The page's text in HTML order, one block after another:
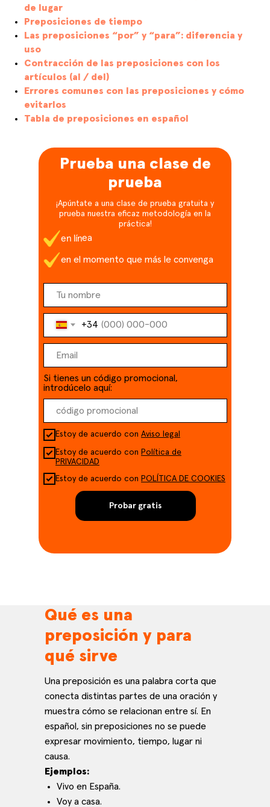
de lugar
Preposiciones de tiempo
Las preposiciones “por” y “para”: diferencia y
uso
Contracción de las preposiciones con los
artículos (al / del)
Errores comunes con las preposiciones y cómo
evitarlos
Tabla de preposiciones en español
Prueba una clase de
prueba
¡Apúntate a una clase de prueba gratuita y
prueba nuestra eficaz metodología en la
práctica!
en línea
en el momento que más le convenga
+34
Si tienes un código promocional,
introdúcelo aquí:
Estoy de acuerdo con Aviso legal
Estoy de acuerdo con Política de
PRIVACIDAD
Estoy de acuerdo con POLÍTICA DE COOKIES
Probar gratis
Una preposición es una palabra corta que
conecta distintas partes de una oración y
muestra cómo se relacionan entre sí. En
español, sin preposiciones no se puede
expresar movimiento, tiempo, lugar ni
causa.
Ejemplos:
Vivo en España.
Voy a casa.
Qué es una
preposición y para
qué sirve